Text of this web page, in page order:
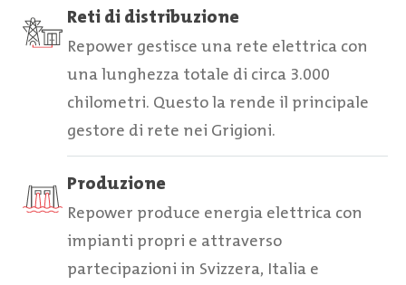
Reti di distribuzione
Repower gestisce una rete elettrica con
una lunghezza totale di circa 3.000
chilometri. Questo la rende il principale
gestore di rete nei Grigioni.
Produzione
Repower produce energia elettrica con
impianti propri e attraverso
partecipazioni in Svizzera, Italia e